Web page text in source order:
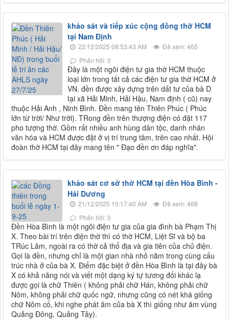
khảo sát và tiếp xúc cộng đồng thờ HCM
tại Nam Định
22/12/2025 08:53:43 AM
Đã xem: 465
Phản hồi: 0
Đây là một ngôi điện tư gia thờ HCM thuộc
loại lớn trong tất cả các điện tư gia thờ HCM ở
VN. đền được xây dựng trên dất tư của bà D
tại xã Hải Minh, Hải Hậu, Nam định ( cũ) nay
thuộc Hải Anh , Ninh Bình. Đền mang tên Thiên Phúc ( Phúc
lớn từ trời/ Như trời). TRong đền trên thượng điện có đặt 117
pho tượng thờ. Gồm rất nhiều anh hùng dân tộc, danh nhân
văn hóa và HCM được đặt ở vị trí trung tâm, trên cao nhất. Hội
đoàn thờ HCM tại đây mang tên " Đạo đền ơn đáp nghĩa".
khảo sát cơ sở thờ HCM tại đền Hòa Bình -
Hải Dương
21/12/2025 10:17:40 AM
Đã xem: 468
Phản hồi: 0
Đền Hòa Bình là một ngôi điện tư gia của gia đình bà Phạm Thị
X. Theo bài trí trên điện thờ thì có thờ HCM, Liệt Sĩ và bộ ba
TRúc Lâm, ngoài ra có thờ cả thổ địa và gia tiên của chủ điện.
Gọi là đền, nhưng chỉ là một gian nhà nhỏ nằm trong cùng cấu
trúc nhà ở của bà X. Điểm đặc biệt ở đền Hòa Bình là tại đây bà
X có khả năng nói và viết một dạng ký tự tương đối khác lạ
được gọi là chữ Thiên ( không phải chữ Hán, không phải chữ
Nôm, không phải chữ quốc ngữ, nhưng cũng có nét khá giống
chữ Nôm cổ, khi nghe phát âm của bà X thì giống như âm vùng
Quảng Đông, Quảng Tây).